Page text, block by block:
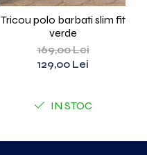
Tricou polo barbati slim fit
verde
169,00 Lei
129,00 Lei
IN STOC